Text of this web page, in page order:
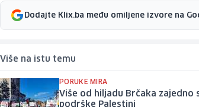
Dodajte Klix.ba među omiljene izvore na
Više na istu temu
PORUKE MIRA
Više od hiljadu Brčaka zajedno
podrške Palestini